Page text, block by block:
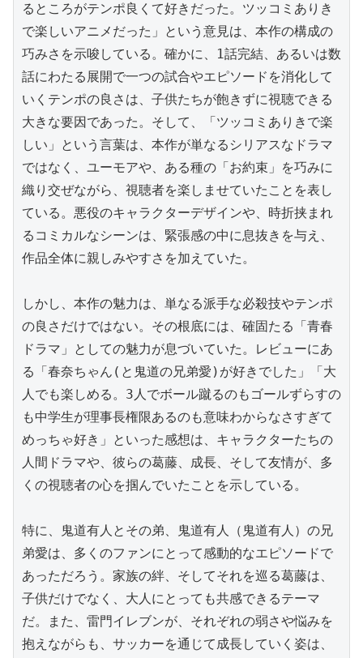
るところがテンポ良くて好きだった。ツッコミありき
で楽しいアニメだった」という意見は、本作の構成の
巧みさを示唆している。確かに、1話完結、あるいは数
話にわたる展開で一つの試合やエピソードを消化して
いくテンポの良さは、子供たちが飽きずに視聴できる
大きな要因であった。そして、「ツッコミありきで楽
しい」という言葉は、本作が単なるシリアスなドラマ
ではなく、ユーモアや、ある種の「お約束」を巧みに
織り交ぜながら、視聴者を楽しませていたことを表し
ている。悪役のキャラクターデザインや、時折挟まれ
るコミカルなシーンは、緊張感の中に息抜きを与え、
作品全体に親しみやすさを加えていた。
しかし、本作の魅力は、単なる派手な必殺技やテンポ
の良さだけではない。その根底には、確固たる「青春
ドラマ」としての魅力が息づいていた。レビューにあ
る「春奈ちゃん(と鬼道の兄弟愛)が好きでした」「大
人でも楽しめる。3人でボール蹴るのもゴールずらすの
も中学生が理事長権限あるのも意味わからなさすぎて
めっちゃ好き」といった感想は、キャラクターたちの
人間ドラマや、彼らの葛藤、成長、そして友情が、多
くの視聴者の心を掴んでいたことを示している。
特に、鬼道有人とその弟、鬼道有人（鬼道有人）の兄
弟愛は、多くのファンにとって感動的なエピソードで
あっただろう。家族の絆、そしてそれを巡る葛藤は、
子供だけでなく、大人にとっても共感できるテーマ
だ。また、雷門イレブンが、それぞれの弱さや悩みを
抱えながらも、サッカーを通じて成長していく姿は、